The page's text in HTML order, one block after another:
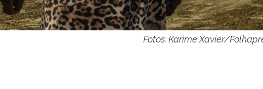
Fotos: Karime Xavier/